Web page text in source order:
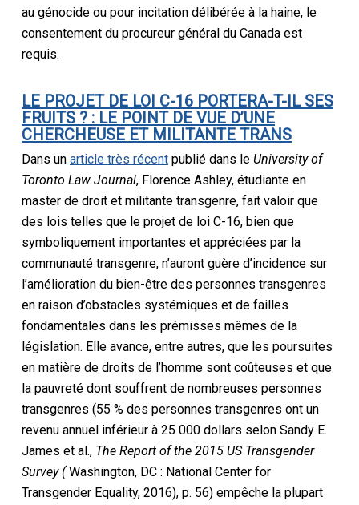
au génocide ou pour incitation délibérée à la haine, le
consentement du procureur général du Canada est
requis.
LE PROJET DE LOI C-16 PORTERA-T-IL SES
FRUITS ? : LE POINT DE VUE D’UNE
CHERCHEUSE ET MILITANTE TRANS
Dans un article très récentpublié dans le University of
Toronto Law Journal, Florence Ashley, étudiante en
master de droit et militante transgenre, fait valoir que
des lois telles que le projet de loi C-16, bien que
symboliquement importantes et appréciées par la
communauté transgenre, n’auront guère d’incidence sur
l’amélioration du bien-être des personnes transgenres
en raison d’obstacles systémiques et de failles
fondamentales dans les prémisses mêmes de la
législation. Elle avance, entre autres, que les poursuites
en matière de droits de l’homme sont coûteuses et que
la pauvreté dont souffrent de nombreuses personnes
transgenres (55 % des personnes transgenres ont un
revenu annuel inférieur à 25 000 dollars selon Sandy E.
James et al., The Report of the 2015 US Transgender
Survey (Washington, DC : National Center for
Transgender Equality, 2016), p. 56) empêche la plupart